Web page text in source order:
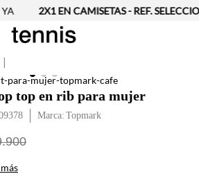
2X1 EN CAMISETAS - REF.
top en rib para mujer
Topmark